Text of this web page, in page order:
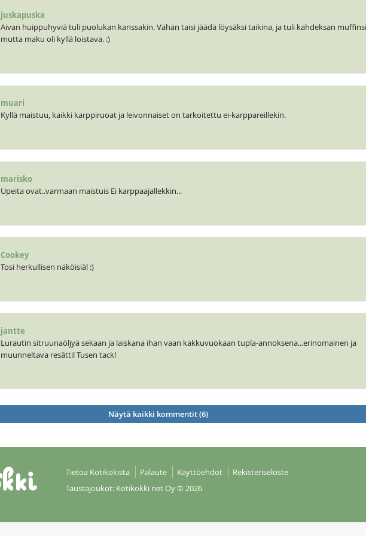
juskapuska
Aivan huippuhyviä tuli puolukan kanssakin. Vähän taisi jäädä löysäksi taikina, ja tuli kahdeksan
mutta maku oli kyllä loistava. :)
muari
Kyllä maistuu, kaikki karppiruoat ja leivonnaiset on tarkoitettu ei-karppareillekin.
marisko
Upeita ovat..varmaan maistuis Ei karppaajallekkin...
Cookey
Tosi herkullisen näköisiä! :)
jantte
Lurautin sitruunaöljyä sekaan ja laiskana ihan vaan kakkuvuokaan tupla-annoksena...erinomainen ja
muunneltava resätti! Tusen tack!
Näytä kaikki kommentit (6)
Tietoa Kotikokista Palaute Käyttöehdot
Rekisteriseloste
Taustajoukot: Kotikokki net Oy© 2026